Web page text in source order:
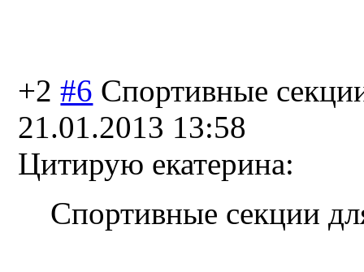
+2 #6 Спортивные
21.01.2013 13:58
Цитирую екатерина:
Спортивные секции